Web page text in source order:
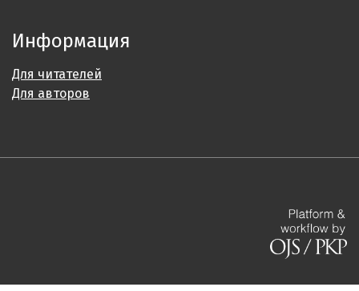
Информация
Для читателей
Для авторов